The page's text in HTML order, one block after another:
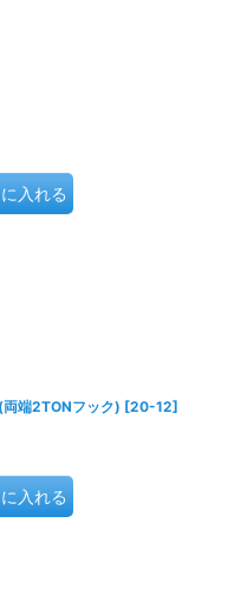
入れる
端2TONフック) [20-12]
入れる